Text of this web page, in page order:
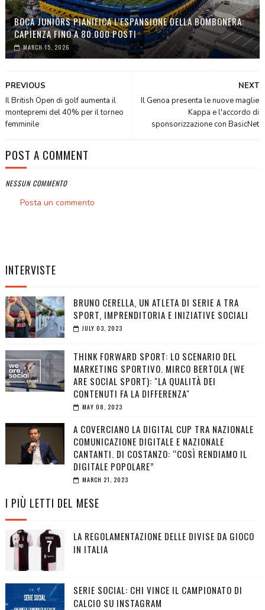
BOCA JUNIORS PIANIFICA L’ESPANSIONE DELLA BOMBONERA:
CAPIENZA FINO A 80.000 POSTI
MARCH 15, 2026
NEXT
Il Genoa presenta le nuove maglie
Kappa e l'accordo di
sponsorizzazione con BasicNet
PREVIOUS
Il British Open di golf aumenta il
montepremi del 40% per il torneo
femminile
POST A COMMENT
NESSUN COMMENTO
Posta un commento
INTERVISTE
BRUNO CERELLA, UN ATLETA DI SERIE A TRA
SPORT, IMPRENDITORIA E INIZIATIVE SOCIALI
JULY 03, 2023
THINK FORWARD SPORT: LO SCENARIO DEL
MARKETING SPORTIVO. MIRCO BERTOLA (WE
ARE SOCIAL SPORT): "LA QUALITÀ DEI
CONTENUTI FA LA DIFFERENZA"
MAY 08, 2023
A COVERCIANO LA DIGITAL CUP TRA NAZIONALE
COMUNICAZIONE DIGITALE E NAZIONALE
CANTANTI. DI COSTANZO: “COSÌ RENDIAMO IL
DIGITALE POPOLARE”
MARCH 21, 2023
I PIÙ LETTI DEL MESE
LA REGOLAMENTAZIONE DELLE DIVISE DA GIOCO
IN ITALIA
SERIE SOCIAL: CHI VINCE IL CAMPIONATO DI
CALCIO SU INSTAGRAM